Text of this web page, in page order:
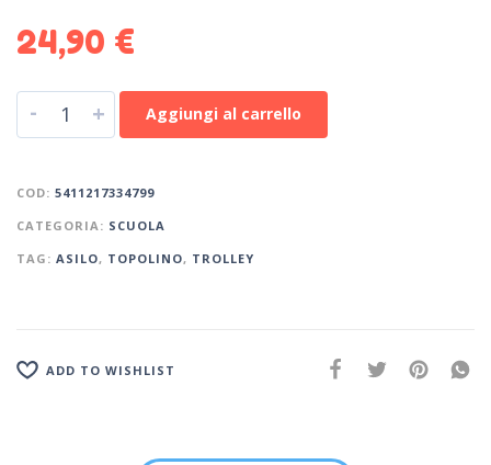
24,90 €
- + Aggiungi al carrello
COD: 5411217334799
CATEGORIA: SCUOLA
TAG: ASILO, TOPOLINO, TROLLEY
ADD TO WISHLIST